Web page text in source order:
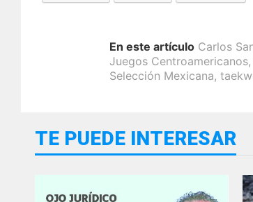
En este artículo Carlos
Juegos Centroamericanos,
Selección Mexicana,
TE PUEDE INTERESAR